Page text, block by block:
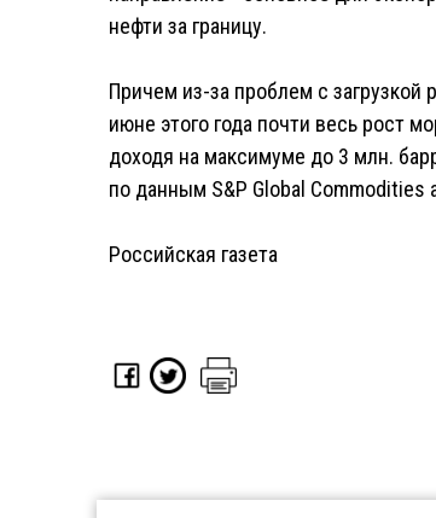
нефти за границу.
Причем из-за проблем с
июне этого года почти весь рост
доходя на максимуме до 3 млн.
по данным S&P Global Commodities
Российская газета